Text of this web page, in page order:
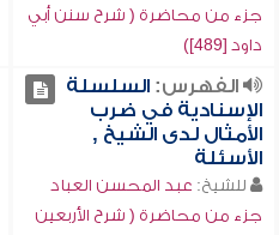
جزء من محاضرة ( شرح سنن أبي
داود [489])
الفهرس:السلسلة
الإسنادية في ضرب
الأمثال لدى الشيخ ,
الأسئلة
للشيخ: عبد المحسن العباد
جزء من محاضرة ( شرح الأربعين